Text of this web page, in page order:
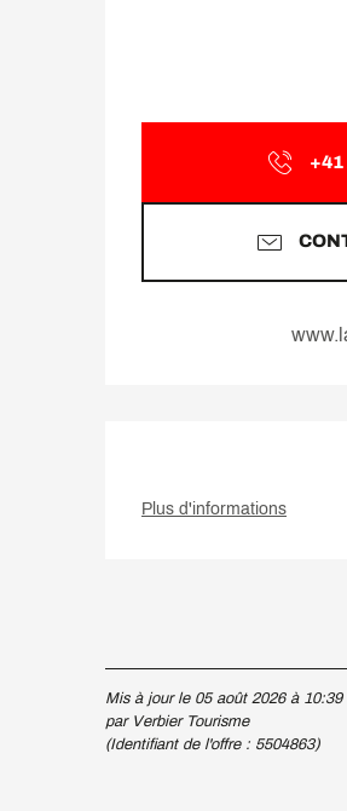
+41
Plus d'informations
Mis à jour le 05 août 2026 à 10:39
par Verbier Tourisme
(Identifiant de l'offre : 5504863)